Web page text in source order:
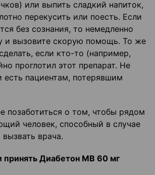
или выпить сладкий напиток,
перекусить или поесть. Если
без сознания, то немедленно
и вызовите скорую помощь. То же
если кто-то (например,
проглотил этот препарат. Не
есть пациентам, потерявшим
позаботиться о том, чтобы рядом
человек, способный в случае
врача.
принять Диабетон МВ 60 мг